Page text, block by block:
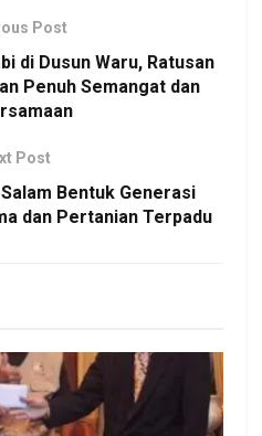
Post
di Dusun Waru, Ratusan
Penuh Semangat dan
Post
Bentuk Generasi
dan Pertanian Terpadu